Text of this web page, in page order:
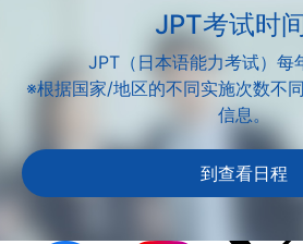
JPT考试时
JPT（日本语能力考试）每
※根据国家/地区的不同实施次数不
信息。
到查看日程